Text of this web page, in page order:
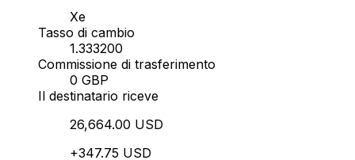
Xe
Tasso di cambio
1.333200
Commissione di trasferimento
0 GBP
Il destinatario riceve
26,664.00 USD
+347.75 USD